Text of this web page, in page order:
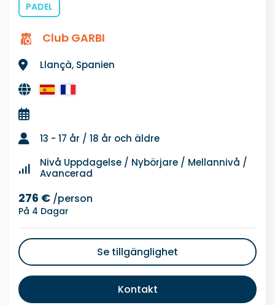
PADEL
Club GARBI
Llançà, Spanien
13 - 17 år / 18 år och äldre
Nivå Uppdagelse / Nybörjare / Mellannivå /
Avancerad
276 € /person
På 4 Dagar
Se tillgänglighet
Kontakt